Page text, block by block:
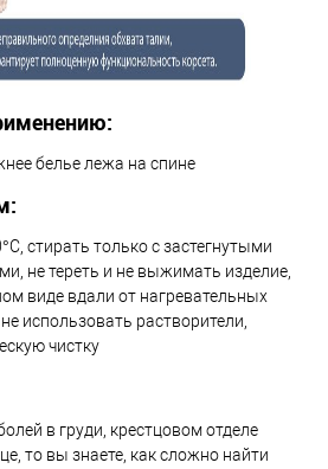
белье лежа на спине
стирать только с застегнутыми
не тереть и не выжимать изделие,
виде вдали от нагревательных
использовать растворители,
чистку
в груди, крестцовом отделе
то вы знаете, как сложно найти